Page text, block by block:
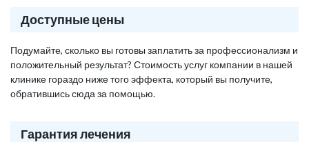
Доступные цены
Подумайте, сколько вы готовы заплатить за профессионализм и
положительный результат? Стоимость услуг компании в нашей
клинике гораздо ниже того эффекта, который вы получите,
обратившись сюда за помощью.
Гарантия лечения